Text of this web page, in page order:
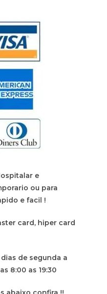
e
ou para
e facil !
card, hiper card
de segunda a
8:00 as 19:30